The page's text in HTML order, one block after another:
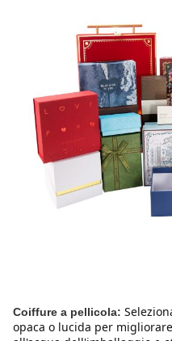
Coiffure a pellicola:
opaca o lucida per